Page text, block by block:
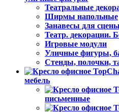
Театральные
Ширмы напольные
Занавесы для сцены
Театр. декорации.
Игровые модули
Уличные фигуры,
Стенды, полочки,
мебель
письменные